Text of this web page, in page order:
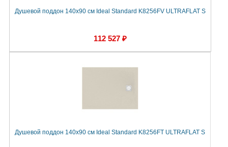
Душевой поддон 140х90 см Ideal Standard K8256FV ULTRAFLAT S
112 527 ₽
Душевой поддон 140х90 см Ideal Standard K8256FT ULTRAFLAT S